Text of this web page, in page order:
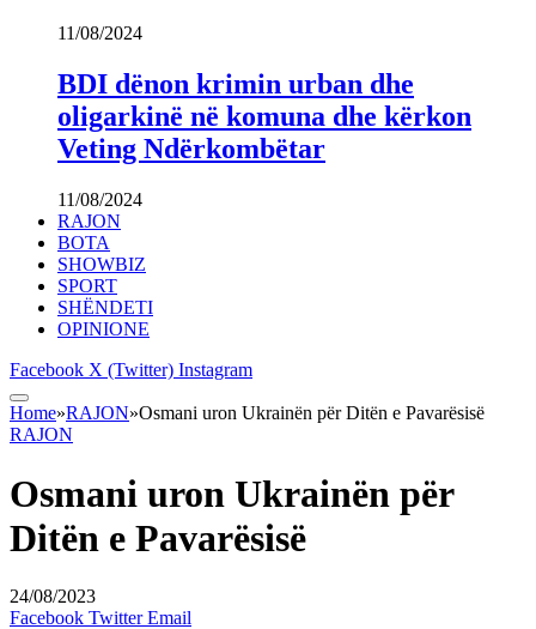
11/08/2024
BDI dënon krimin urban dhe
oligarkinë në komuna dhe kërkon
Veting Ndërkombëtar
11/08/2024
RAJON
BOTA
SHOWBIZ
SPORT
SHËNDETI
OPINIONE
Facebook X (Twitter) Instagram
Home»RAJON»Osmani uron Ukrainën për Ditën e Pavarësisë
RAJON
Osmani uron Ukrainën për
Ditën e Pavarësisë
24/08/2023
Facebook Twitter Email